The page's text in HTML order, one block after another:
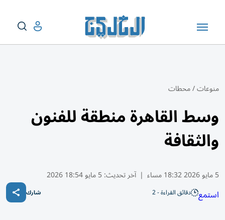
منوعات/محطات
وسط القاهرة منطقة للفنون
والثقافة
5 مايو 2026 18:32 مساء | آخر تحديث:5 مايو 18:54 2026
استمع دقائق القراءة - 2 شارك